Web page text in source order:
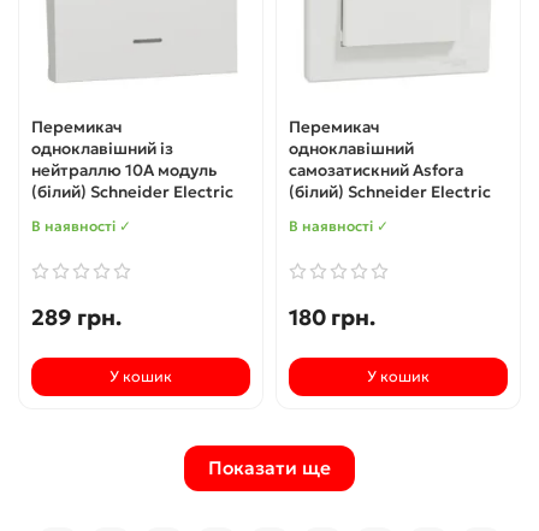
Перемикач
одноклавішний із
нейтраллю 10А модуль
(білий) Schneider Electric
В наявності ✓
289 грн.
У кошик
Перемикач
одноклавішний
самозатискний Asfora
(білий) Schneider Electric
В наявності ✓
180 грн.
У кошик
Показати ще